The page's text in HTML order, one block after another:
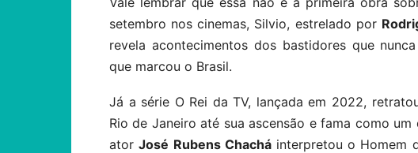
setembro nos cinemas, Silvio, estrelado por
revela acontecimentos dos bastidores que
que marcou o Brasil.
Já a série O Rei da TV, lançada em 2022,
Rio de Janeiro até sua ascensão e fama como
atorJosé Rubens Chachá interpretou o Homem